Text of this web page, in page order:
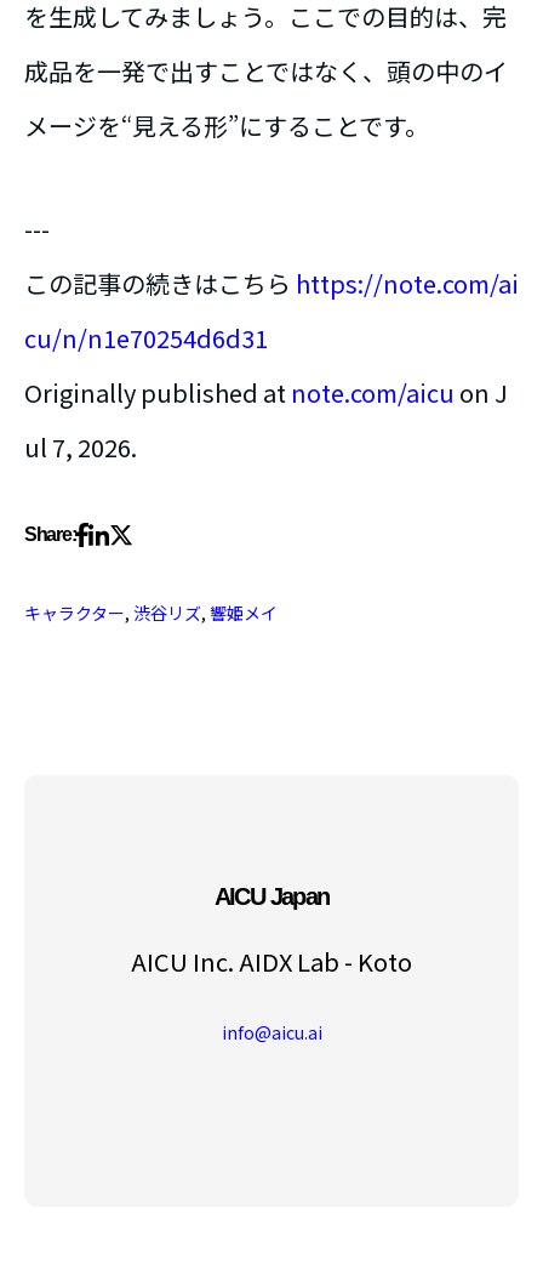
を生成してみましょう。ここでの目的は、完
成品を一発で出すことではなく、頭の中のイ
メージを“見える形”にすることです。
---
この記事の続きはこちら https://note.com/ai
cu/n/n1e70254d6d31
Originally published at note.com/aicu on J
ul 7, 2026.
Share:
キャラクター, 渋谷リズ, 響姫メイ
AICU Japan
AICU Inc. AIDX Lab - Koto
info@aicu.ai